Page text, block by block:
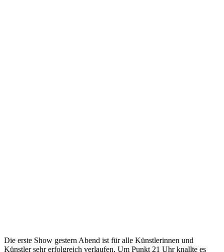
Die erste Show gestern Abend ist für alle Künstlerinnen und
Künstler sehr erfolgreich verlaufen. Um Punkt 21 Uhr knallte es